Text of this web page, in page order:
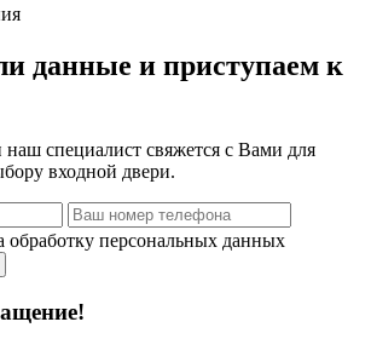
данные и приступаем к
специалист свяжется с Вами для
входной двери.
обработку персональных данных